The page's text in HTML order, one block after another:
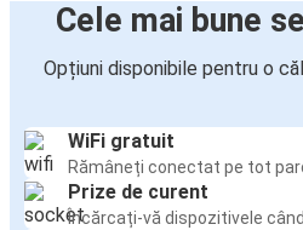
Cele mai bune
Opțiuni disponibile pentru o
WiFi gratuit
Rămâneți conectat pe tot
Prize de curent
Încărcați-vă dispozitivele